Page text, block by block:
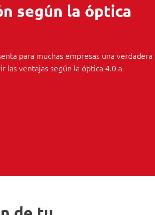
según la óptica
para muchas empresas una verdadera
las ventajas según la óptica 4.0 a